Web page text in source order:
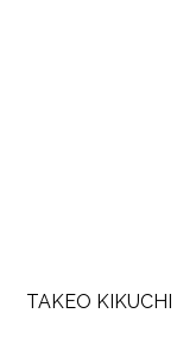
TAKEO KIKUCHI